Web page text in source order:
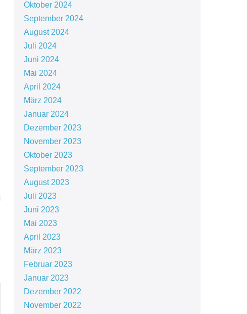
Oktober 2024
September 2024
August 2024
Juli 2024
Juni 2024
Mai 2024
April 2024
März 2024
Januar 2024
Dezember 2023
November 2023
Oktober 2023
September 2023
August 2023
Juli 2023
Juni 2023
Mai 2023
April 2023
März 2023
Februar 2023
Januar 2023
Dezember 2022
November 2022